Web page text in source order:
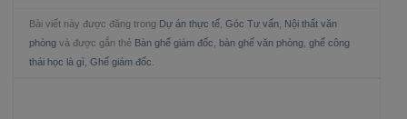
Bài viết này được đăng trong Dự án thực tế, Góc Tư vấn, Nội thất văn
phòngvà được gắn thẻ Bàn ghế giám đốc bàn ghế văn phòng, ghế công
thái học là gì Ghế giám đốc